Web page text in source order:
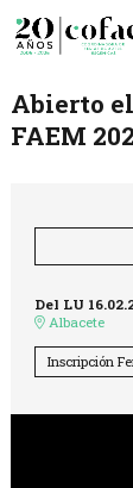
Abierto
FAEM
Del LU
Albacete
Inscripción